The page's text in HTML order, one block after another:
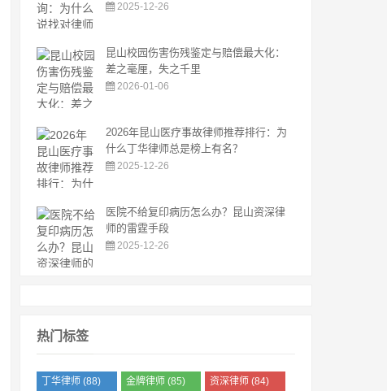
2025-12-26
昆山校园伤害伤残鉴定与赔偿最大化：
差之毫厘，失之千里
2026-01-06
2026年昆山医疗事故律师推荐排行：为
什么丁华律师总是榜上有名？
2025-12-26
医院不给复印病历怎么办？昆山资深律
师的雷霆手段
2025-12-26
热门标签
丁华律师 (88) 金牌律师 (85) 资深律师 (84)